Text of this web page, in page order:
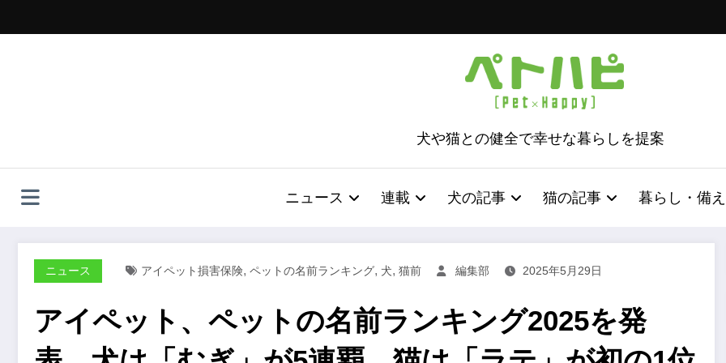
ッ
犬や猫との健全で幸せな暮らしを提案
ニュース 連載 犬の記事 猫の記事 暮らし・備え
ニュース アイペット損害保険, ペットの名前ランキング, 犬, 猫前 編集部 2025年5月29日
アイペット、ペットの名前ランキング2025を発